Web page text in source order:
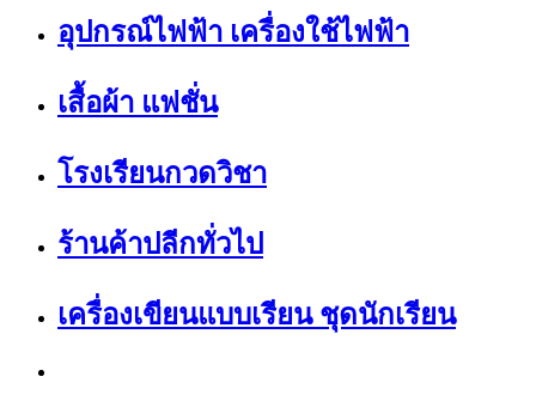
อุปกรณ์ไฟฟ้า เครื่องใช้ไฟฟ้า
เสื้อผ้า แฟชั่น
โรงเรียนกวดวิชา
ร้านค้าปลีกทั่วไป
เครื่องเขียนแบบเรียน ชุดนักเรียน